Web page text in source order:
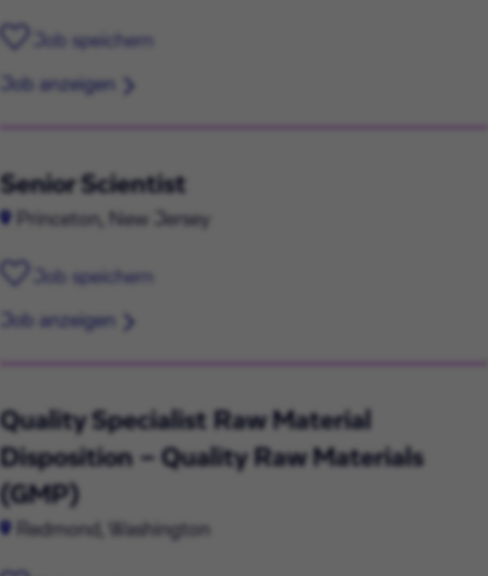
Job speichern
Job anzeigen
Senior Scientist
Princeton, New Jersey
Job speichern
Job anzeigen
Quality Specialist Raw Material
Disposition – Quality Raw Materials
(GMP)
Redmond, Washington